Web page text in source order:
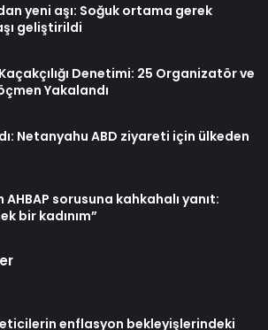
yeni aşı: Soğuk ortama gerek
geliştirildi
Denetimi: 25 Organizatör ve
Yakalandı
Netanyahu ABD ziyareti için ülkeden
AHBAP sorusuna kahkahalı yanıt:
bir kadınım”
enflasyon bekleyişlerindeki